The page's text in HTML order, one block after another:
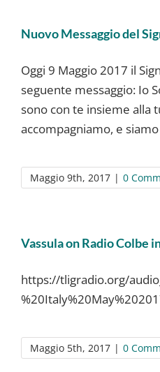
Nuovo Messaggio del
Oggi 9 Maggio 2017 il
seguente messaggio: Io
sono con te insieme alla
accompagniamo, e
Maggio 9th, 2017 | 0
Vassula on Radio Colbe
https://tligradio.org/
Maggio 5th, 2017 | 0